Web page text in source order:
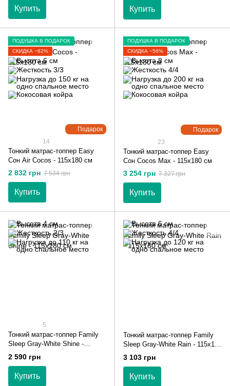
Купить Купить
Подарок
ПОДУШКА В ПОДАРОК
СКИДКА −62%
14
Тонкий матрас-топпер Easy
Сон Air Cocos - 115х180 см
2 832 грн 7 534 грн
Купить
Подарок
ПОДУШКА В ПОДАРОК
СКИДКА −56%
23
Тонкий матрас-топпер Easy
Сон Cocos Max - 115х180 см
3 254 грн 7 327 грн
Купить
5
Тонкий матрас-топпер Family
Sleep Gray-White Shine -
115х180 см
2 590 грн
Купить
Тонкий матрас-топпер Family
Sleep Gray-White Rain - 115х180
см
3 103 грн
Купить